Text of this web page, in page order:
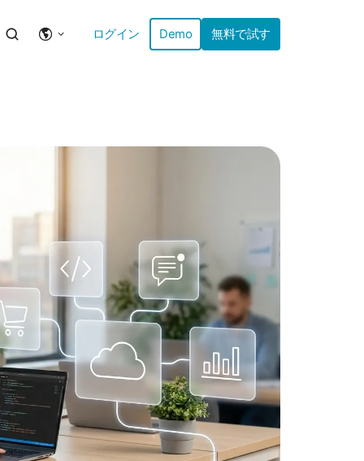
ログイン Demo 無料で試す